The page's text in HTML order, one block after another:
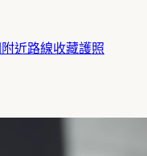
附近路線收藏護照